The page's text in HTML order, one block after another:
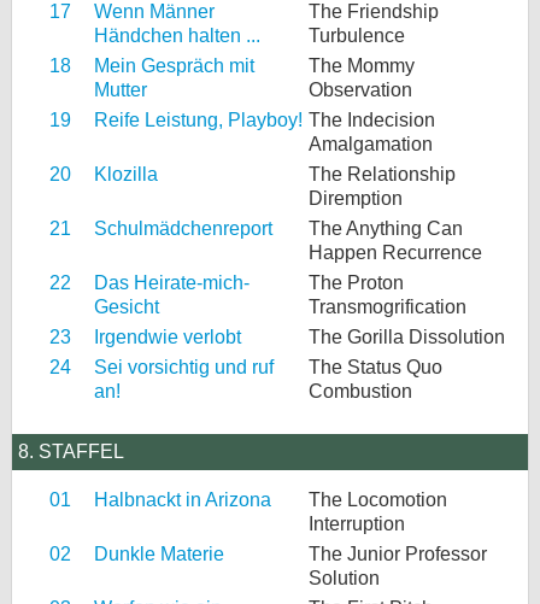
17
Wenn Männer
Händchen halten ...
The Friendship
Turbulence
18
Mein Gespräch mit
Mutter
The Mommy
Observation
19
Reife Leistung, Playboy! The Indecision
Amalgamation
20
Klozilla
The Relationship
Diremption
21
Schulmädchenreport
The Anything Can
Happen Recurrence
22
Das Heirate-mich-
Gesicht
The Proton
Transmogrification
23
Irgendwie verlobt
The Gorilla Dissolution
24
Sei vorsichtig und ruf
an!
The Status Quo
Combustion
8. STAFFEL
01 Halbnackt in Arizona
The Locomotion
Interruption
02
Dunkle Materie
The Junior Professor
Solution